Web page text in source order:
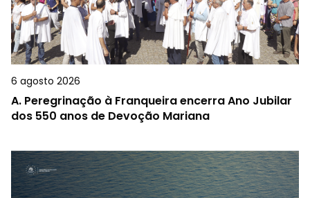
6 agosto 2026
A. Peregrinação à Franqueira encerra Ano Jubilar
dos 550 anos de Devoção Mariana